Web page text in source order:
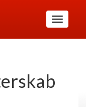
Toggle
navigation